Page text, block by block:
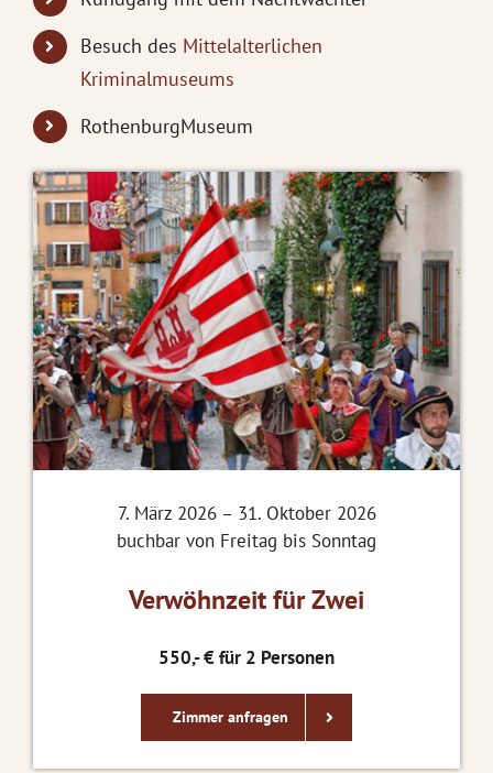
Besuch des Mittelalterlichen
Kriminalmuseums
RothenburgMuseum
7. März 2026 – 31. Oktober 2026
buchbar von Freitag bis Sonntag
Verwöhnzeit für Zwei
550,- € für 2 Personen
Zimmer anfragen